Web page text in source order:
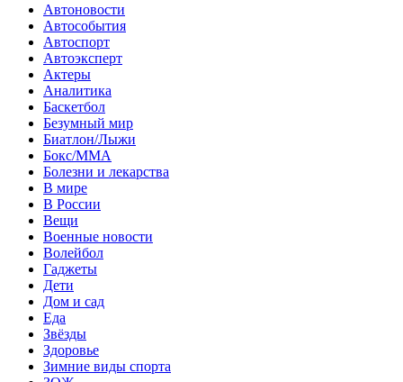
Автоновости
Автособытия
Автоспорт
Автоэксперт
Актеры
Аналитика
Баскетбол
Безумный мир
Биатлон/Лыжи
Бокс/MMA
Болезни и лекарства
В мире
В России
Вещи
Военные новости
Волейбол
Гаджеты
Дети
Дом и сад
Еда
Звёзды
Здоровье
Зимние виды спорта